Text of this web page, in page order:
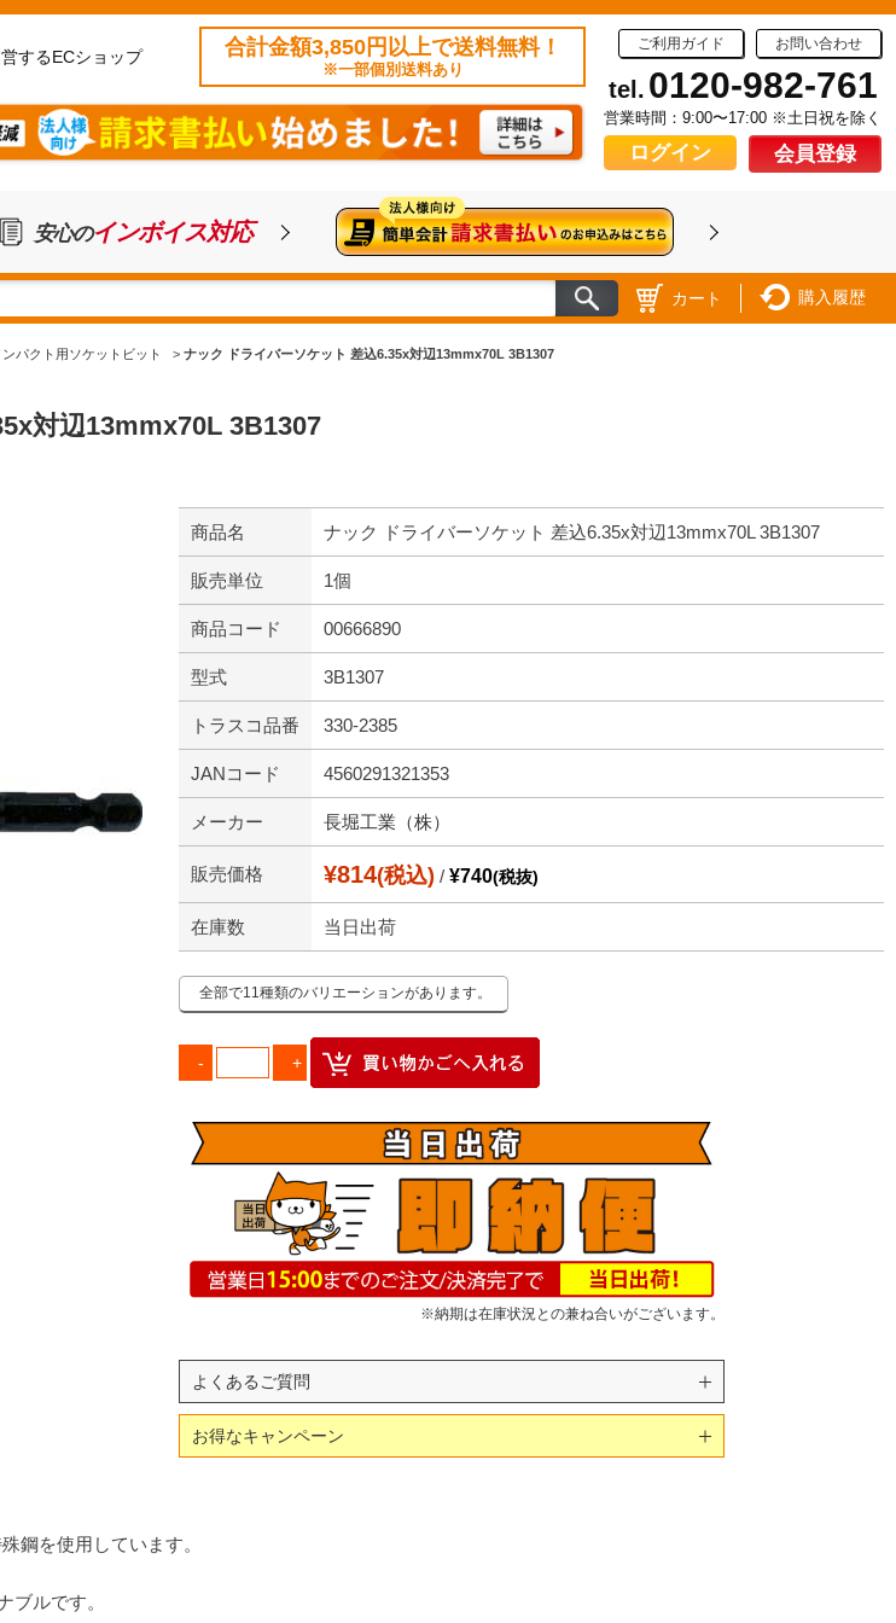
するECショップ 合計金額3,850円以上で送料無料！
※一部個別送料あり
ご利用ガイド お問い合わせ
tel. 0120-982-761
営業時間：9:00〜17:00 ※土日祝を除く
ログイン 会員登録
安心のインボイス対応
カート 購入履歴
ンパクト用ソケットビット > ナック ドライバーソケット 差込6.35x対辺13mmx70L 3B1307
対辺13mmx70L 3B1307
商品名 ナック ドライバーソケット 差込6.35x対辺13mmx70L 3B1307
販売単位 1個
商品コード 00666890
型式 3B1307
トラスコ品番 330-2385
JANコード 4560291321353
メーカー 長堀工業（株）
販売価格 ¥814(税込) / ¥740(税抜)
在庫数 当日出荷
全部で11種類のバリエーションがあります。
※納期は在庫状況との兼ね合いがございます。
よくあるご質問
お得なキャンペーン
鋼を使用しています。
ブルです。